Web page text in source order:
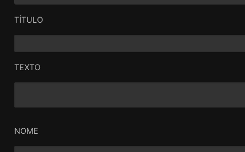
TÍTULO
TEXTO
NOME